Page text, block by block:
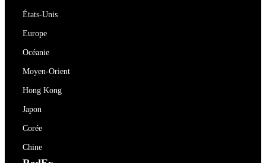
États-Unis
Europe
Océanie
Moyen-Orient
Hong Kong
Japon
Corée
Chine